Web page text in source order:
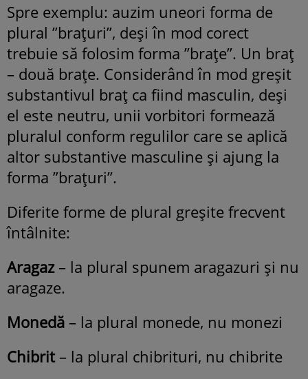
Spre exemplu: auzim uneori forma de
plural ”brațuri”, deși în mod corect
trebuie să folosim forma ”brațe”. Un braț
– două brațe. Considerând în mod greșit
substantivul braț ca fiind masculin, deși
el este neutru, unii vorbitori formează
pluralul conform regulilor care se aplică
altor substantive masculine și ajung la
forma ”brațuri”.
Diferite forme de plural greșite frecvent
întâlnite:
Aragaz– la plural spunem aragazuri şi nu
aragaze.
Monedă – la plural monede, nu monezi
Chibrit – la plural chibrituri, nu chibrite